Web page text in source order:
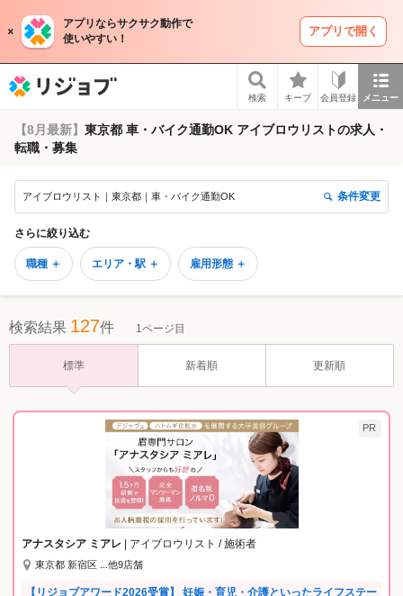
アプリならサクサク動作で
使いやすい！
アプリで開く
検索 キープ 会員登録 メニュー
【8月最新】 東京都 車・バイク通勤OK アイブロウリストの求人・
転職・募集
アイブロウリスト｜東京都｜車・バイク通勤OK 条件変更
さらに絞り込む
職種 ＋ エリア・駅 ＋ 雇用形態 ＋
検索結果 127件 1ページ目
標準 新着順 更新順
PR
アナスタシア ミアレ | アイブロウリスト / 施術者
東京都 新宿区 ...他9店舗
【リジョブアワード2026受賞】 妊娠・育児・介護といったライフステー